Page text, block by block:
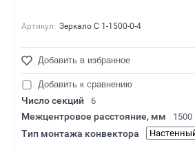
Артикул: Зеркало С 1-1500-0-4
Добавить в избранное
Добавить к сравнению
Число секций 6
Межцентровое расстояние, мм 1500
Тип монтажа конвектора